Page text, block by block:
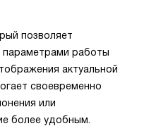
позволяет
параметрами работы
актуальной
своевременно
или
более удобным.